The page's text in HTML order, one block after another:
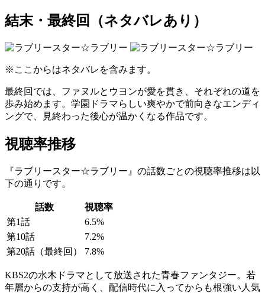
結末・最終回（ネタバレあり）
※ここからはネタバレを含みます。
最終回では、ファヌルとウヨンが愛を貫き、それぞれの道を
歩み始めます。学園ドラマらしい爽やかで前向きなエンディ
ングで、見終わった後心が温かくなる作品です。
視聴率推移
『ラブリースター☆ラブリー』の話数ごとの視聴率推移は以
下の通りです。
話数
視聴率
第1話
6.5%
第10話
7.2%
第20話（最終回）
7.8%
KBS2の水木ドラマとして放送された青春ファンタジー。若
年層からの支持が高く、配信時代に入ってからも根強い人気